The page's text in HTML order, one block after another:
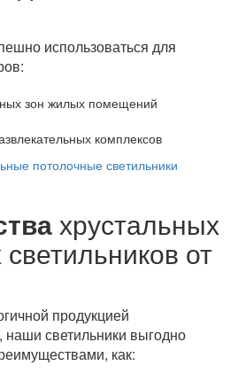
использоваться для
зон жилых помещений
комплексов
хрустальных
от
продукцией
светильники выгодно
как: